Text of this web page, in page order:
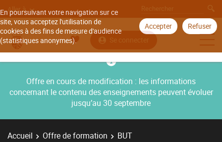
En poursuivant votre navigation sur ce
site, vous acceptez l'utilisation de
cookies à des fins de mesure d'audience
(statistiques anonymes).
Accepter Refuser
Aller à
Se connecter
Offre en cours de modification : les informations
concernant le contenu des enseignements peuvent évoluer
jusqu’au 30 septembre
Accueil Offre de formation
BUT